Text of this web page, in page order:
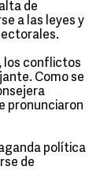
de
a las leyes y
los conflictos
Como se
pronunciaron
política
de